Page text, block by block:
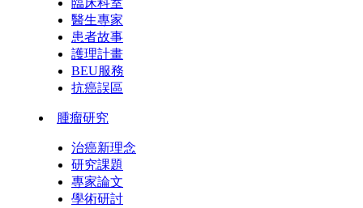
臨床科室
醫生專家
患者故事
護理計畫
BEU服務
抗癌誤區
腫瘤研究
治癌新理念
研究課題
專家論文
學術研討